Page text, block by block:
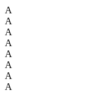
А
А
А
А
А
А
А
А